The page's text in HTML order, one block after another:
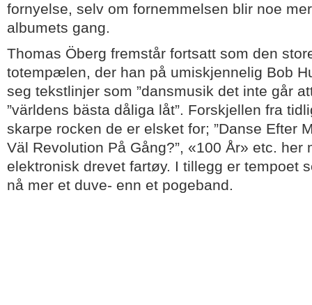
fornyelse, selv om fornemmelsen blir noe
albumets gang.
Thomas Öberg fremstår fortsatt som den
totempælen, der han på umiskjennelig Bob
seg tekstlinjer som ”dansmusik det inte går
”världens bästa dåliga låt”. Forskjellen fra
skarpe rocken de er elsket for; ”Danse Efter
Väl Revolution På Gång?”, «100 År» etc. her
elektronisk drevet fartøy. I tillegg er tempoet
nå mer et duve- enn et pogeband.